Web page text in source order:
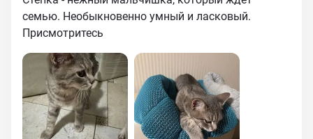
семью. Необыкновенно умный и ласковый.
Присмотритесь